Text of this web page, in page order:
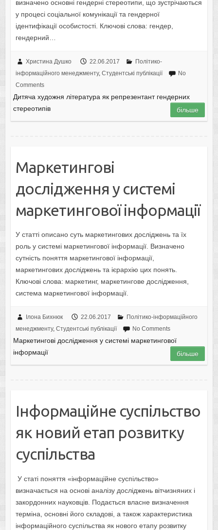
визначено основні гендерні стереотипи, що зустрічаються
у процесі соціальної комунікації та гендерної
ідентифікації особистості. Ключові слова: гендер,
гендерний…
Христина Душко 22.06.2017
Політико-
інформаційного менеджменту, Студентські публікації
No
Comments
Дитяча художня література як репрезентант гендерних
стереотипів
більше
Маркетингові
дослідження у системі
маркетингової інформації
У статті описано суть маркетингових досліджень та їх
роль у системі маркетингової інформації. Визначено
сутність поняття маркетингової інформації,
маркетингових досліджень та ієрархію цих понять.
Ключові слова: маркетинг, маркетингове дослідження,
система маркетингової інформації.
Ілона Бихнюк 22.06.2017
Політико-інформаційного
менеджменту, Студентські публікації No Comments
Маркетингові дослідження у системі маркетингової
інформації
більше
Інформаційне суспільство
як новий етап розвитку
суспільства
У статі поняття «інформаційне суспільство»
визначається на основі аналізу досліджень вітчизняних і
закордонних науковців. Подається власне визначення
терміна, основні його складові, а також характеристика
інформаційного суспільства як нового етапу розвитку